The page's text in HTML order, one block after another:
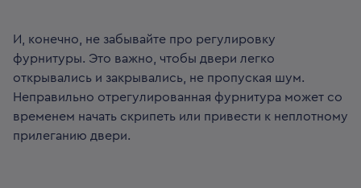
И, конечно, не забывайте про регулировку
фурнитуры. Это важно, чтобы двери легко
открывались и закрывались, не пропуская шум.
Неправильно отрегулированная фурнитура может со
временем начать скрипеть или привести к неплотному
прилеганию двери.